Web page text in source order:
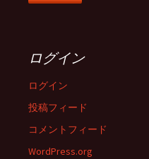
ログイン
ログイン
投稿フィード
コメントフィード
WordPress.org